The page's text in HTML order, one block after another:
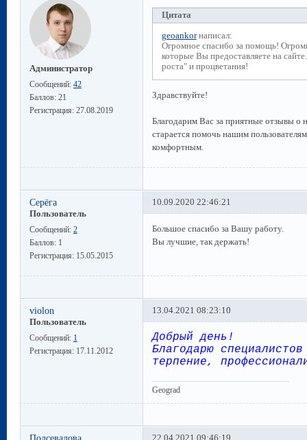
Администратор
Сообщений: 42
Баллов: 21
Регистрация: 27.08.2019
Цитата
geoankorнаписал:
Огромное спасибо за помощь!
которые Вы предоставляете на
роста" и процветания!
Здравствуйте!
Благодарим Вас за приятные отзывы о
старается помочь нашим
комфортным.
Cерёга
Пользователь
Сообщений: 2
Баллов: 1
Регистрация: 15.05.2015
10.09.2020 22:46:21
Большое спасибо за Вашу работу.
Вы лучшие, так держать!
violon
Пользователь
Сообщений: 1
Регистрация: 17.11.2012
13.04.2021 08:23:10
Добрый день!
Благодарю
терпение,
Geograd
Подсевалова
22.04.2021 09:46:19